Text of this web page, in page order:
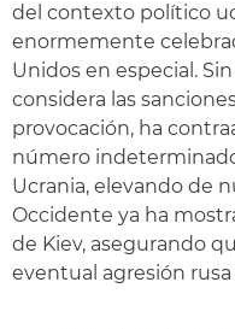
del contexto político
enormemente
Unidos en especial.
considera las
provocación, ha
número
Ucrania, elevando de
Occidente ya ha
de Kiev, asegurando
eventual agresión